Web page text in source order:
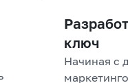
ключ
Начиная с